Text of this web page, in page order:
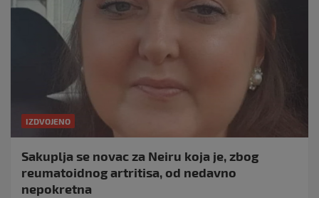
IZDVOJENO
Sakuplja se novac za Neiru koja je, zbog
reumatoidnog artritisa, od nedavno
nepokretna